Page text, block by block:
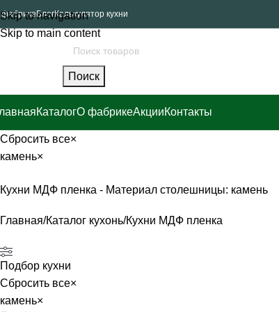
Skip to navigation
Skip to main content
БлогКалькулятор кухни
Поиск
КаталогО фабрикеАкцииКонтакты
Сбросить все×
камень×
Кухни МДФ пленка - Материал столешницы: камень
Главная Каталог кухонь Кухни МДФ пленка
Подбор кухни
Сбросить все×
камень×